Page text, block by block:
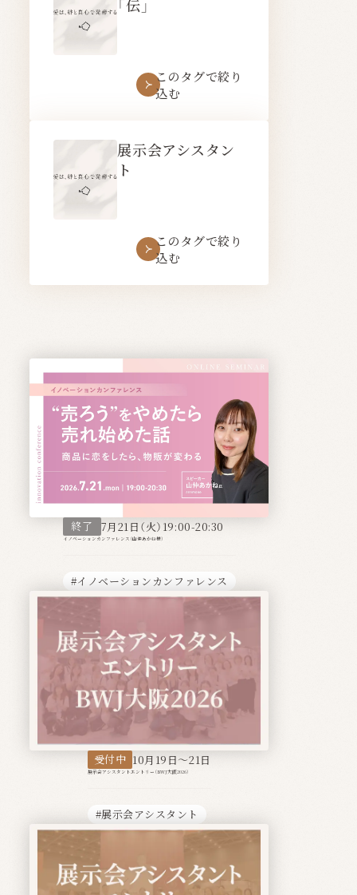
「伝」
このタグで絞り
込む
展示会アシスタン
ト
このタグで絞り
込む
終了 7月21日（火）19:00-20:30
イノベーションカンファレンス（山仲あかね様）
#イノベーションカンファレンス
受付中 10月19日〜21日
展示会アシスタントエントリー（BWJ大阪2026）
#展示会アシスタント